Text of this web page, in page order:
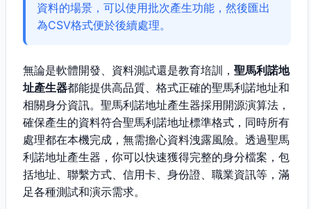
資料的場景，可以使用批次產生功能，然後匯出
為CSV格式便於後續處理。
無論是軟體開發、資料測試還是教育培訓， 聖馬利諾地
址產生器都能提供高品質、格式正確的聖馬利諾地址和
相關身分資訊。聖馬利諾地址產生器採用開源演算法，
確保產生的資料符合聖馬利諾地址標準格式，同時所有
處理都在本機完成，無需擔心資料洩露風險。透過聖馬
利諾地址產生器，你可以快速獲得完整的身分檔案，包
括地址、聯繫方式、信用卡、身份證、職業資訊等，滿
足各種測試和演示需求。